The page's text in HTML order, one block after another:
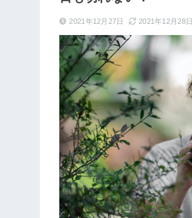
2021年12月27日 2021年12月28日